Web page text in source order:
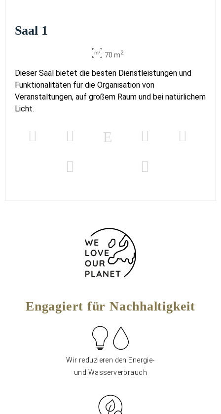
Saal 1
70 m2
Dieser Saal bietet die besten Dienstleistungen und
Funktionalitäten für die Organisation von
Veranstaltungen, auf großem Raum und bei natürlichem
Licht.
Engagiert für Nachhaltigkeit
Wir reduzieren den Energie-
und Wasserverbrauch